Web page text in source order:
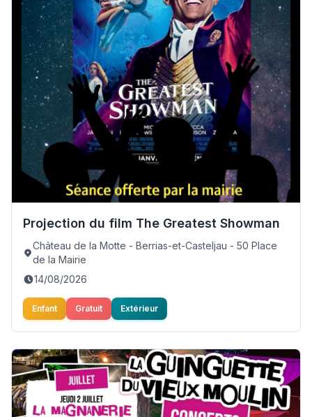
Projection du film The Greatest Showman
Château de la Motte - Berrias-et-Casteljau - 50 Place
de la Mairie
14/08/2026
Enfant Gratuit Extérieur